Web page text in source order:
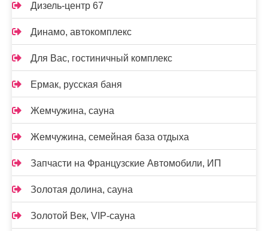
Дизель-центр 67
Динамо, автокомплекс
Для Вас, гостиничный комплекс
Ермак, русская баня
Жемчужина, сауна
Жемчужина, семейная база отдыха
Запчасти на Французские Автомобили, ИП
Золотая долина, сауна
Золотой Век, VIP-сауна